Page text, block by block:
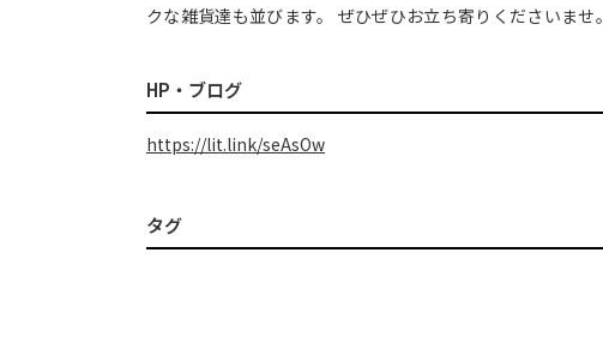
クな雑貨達も並びます。 ぜひぜひお立ち寄りくださいませ。
HP・ブログ
https://lit.link/seAsOw
タグ